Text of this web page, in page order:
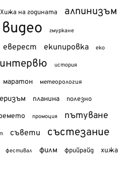
Хижа на годината алпинизъм
видео гмуркане
еверест екипировка еко
интервю история
маратон метеорология
планина полезно
промоция пътуване
съвети състезание
фестивал филм фрийрайд хижа